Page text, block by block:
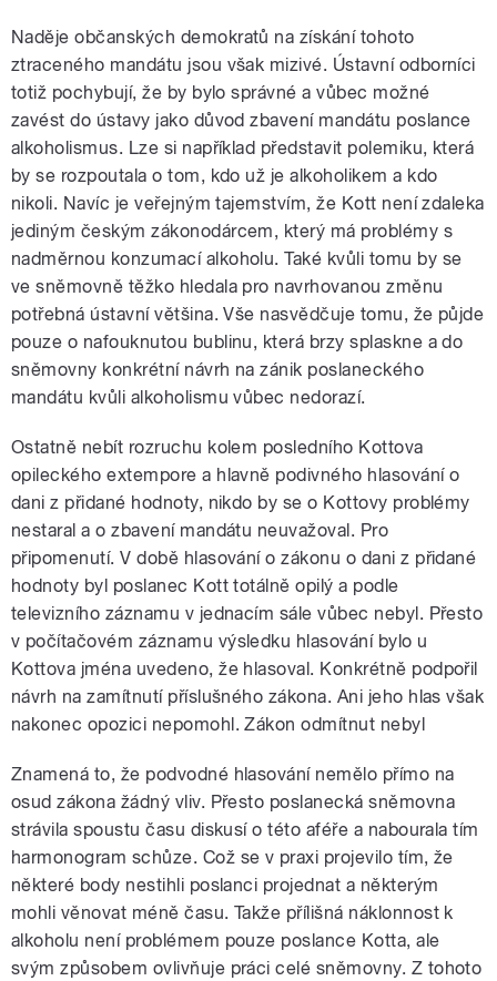
Naděje občanských demokratů na získání tohoto
ztraceného mandátu jsou však mizivé. Ústavní odborníci
totiž pochybují, že by bylo správné a vůbec možné
zavést do ústavy jako důvod zbavení mandátu poslance
alkoholismus. Lze si například představit polemiku, která
by se rozpoutala o tom, kdo už je alkoholikem a kdo
nikoli. Navíc je veřejným tajemstvím, že Kott není zdaleka
jediným českým zákonodárcem, který má problémy s
nadměrnou konzumací alkoholu. Také kvůli tomu by se
ve sněmovně těžko hledala pro navrhovanou změnu
potřebná ústavní většina. Vše nasvědčuje tomu, že půjde
pouze o nafouknutou bublinu, která brzy splaskne a do
sněmovny konkrétní návrh na zánik poslaneckého
mandátu kvůli alkoholismu vůbec nedorazí.
Ostatně nebít rozruchu kolem posledního Kottova
opileckého extempore a hlavně podivného hlasování o
dani z přidané hodnoty, nikdo by se o Kottovy problémy
nestaral a o zbavení mandátu neuvažoval. Pro
připomenutí. V době hlasování o zákonu o dani z přidané
hodnoty byl poslanec Kott totálně opilý a podle
televizního záznamu v jednacím sále vůbec nebyl. Přesto
v počítačovém záznamu výsledku hlasování bylo u
Kottova jména uvedeno, že hlasoval. Konkrétně podpořil
návrh na zamítnutí příslušného zákona. Ani jeho hlas však
nakonec opozici nepomohl. Zákon odmítnut nebyl
Znamená to, že podvodné hlasování nemělo přímo na
osud zákona žádný vliv. Přesto poslanecká sněmovna
strávila spoustu času diskusí o této aféře a nabourala tím
harmonogram schůze. Což se v praxi projevilo tím, že
některé body nestihli poslanci projednat a některým
mohli věnovat méně času. Takže přílišná náklonnost k
alkoholu není problémem pouze poslance Kotta, ale
svým způsobem ovlivňuje práci celé sněmovny. Z tohoto